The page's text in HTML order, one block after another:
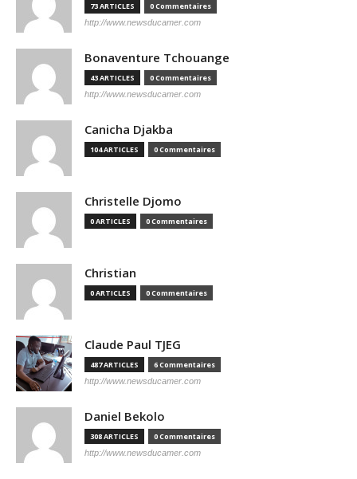
73 ARTICLES 0 Commentaires
http://www.newsducamer.com
Bonaventure Tchouange
43 ARTICLES 0 Commentaires
http://www.newsducamer.com
Canicha Djakba
104 ARTICLES 0 Commentaires
Christelle Djomo
0 ARTICLES 0 Commentaires
Christian
0 ARTICLES 0 Commentaires
Claude Paul TJEG
487 ARTICLES 6 Commentaires
http://www.newsducamer.com
Daniel Bekolo
308 ARTICLES 0 Commentaires
http://www.newsducamer.com